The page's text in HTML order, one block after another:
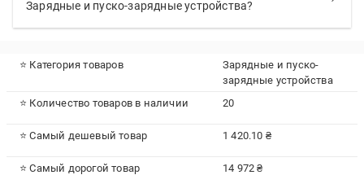
Зарядные и пуско-зарядные устройства?
⭐ Категория товаров
Зарядные и пуско-
зарядные устройства
⭐ Количество товаров в наличии
20
⭐ Самый дешевый товар 1 420.10 ₴
⭐ Самый дорогой товар 14 972 ₴